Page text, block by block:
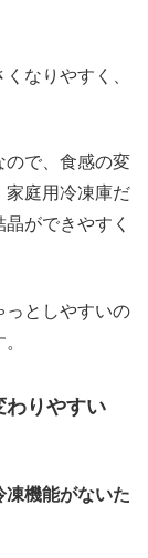
なりやすく、
ので、食感の変
家庭用冷凍庫だ
ができやすく
っとしやすいの
わりやすい
凍機能がないた